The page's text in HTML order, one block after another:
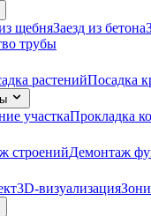
щебняЗаезд из бетона
трубы
растенийПосадка
участкаПрокладка
строенийДемонтаж
3D-визуализация